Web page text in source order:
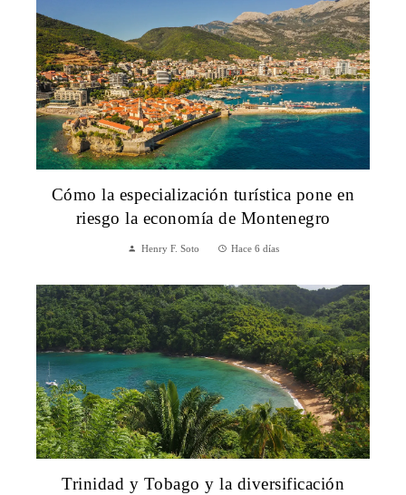
Cómo la especialización turística pone en
riesgo la economía de Montenegro
Henry F. Soto Hace 6 días
Trinidad y Tobago y la diversificación